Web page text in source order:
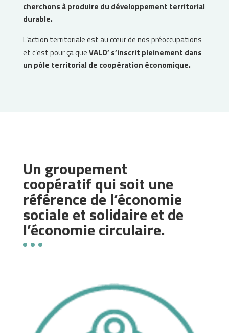
cherchons à produire du développement territorial
durable.
L’action territoriale est au cœur de nos préoccupations
et c’est pour ça queVALO’ s’inscrit pleinement dans
un pôle territorial de coopération économique.
Un groupement
coopératif qui soit une
référence de l’économie
sociale et solidaire et de
l’économie circulaire.